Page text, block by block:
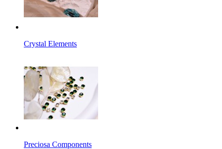
Crystal Elements
Preciosa Components